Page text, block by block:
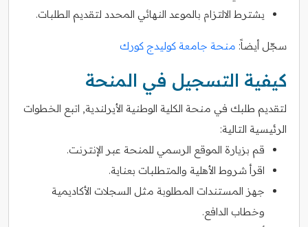
يشترط الالتزام بالموعد النهائي المحدد لتقديم الطلبات.
سجّل أيضاً: منحة جامعة كوليدج كورك
كيفية التسجيل في المنحة
لتقديم طلبك في منحة الكلية الوطنية الأيرلندية, اتبع الخطوات
الرئيسية التالية:
قم بزيارة الموقع الرسمي للمنحة عبر الإنترنت.
اقرأ شروط الأهلية والمتطلبات بعناية.
جهز المستندات المطلوبة مثل السجلات الأكاديمية
وخطاب الدافع.